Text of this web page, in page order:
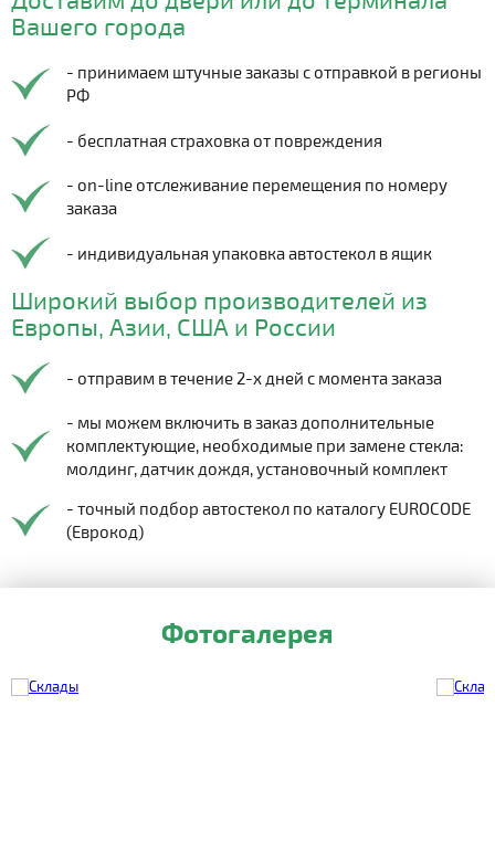
Вашего города
- принимаем штучные заказы с отправкой в регионы
РФ
- бесплатная страховка от повреждения
- on-line отслеживание перемещения по номеру
заказа
- индивидуальная упаковка автостекол в ящик
Широкий выбор производителей из
Европы, Азии, США и России
- отправим в течение 2-х дней с момента заказа
- мы можем включить в заказ дополнительные
комплектующие, необходимые при замене стекла:
молдинг, датчик дождя, установочный комплект
- точный подбор автостекол по каталогу EUROCODE
(Еврокод)
Фотогалерея